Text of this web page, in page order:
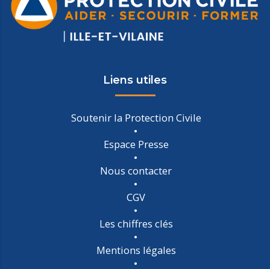
Liens utiles
Soutenir la Protection Civile
Espace Presse
Nous contacter
CGV
Les chiffres clés
Mentions légales